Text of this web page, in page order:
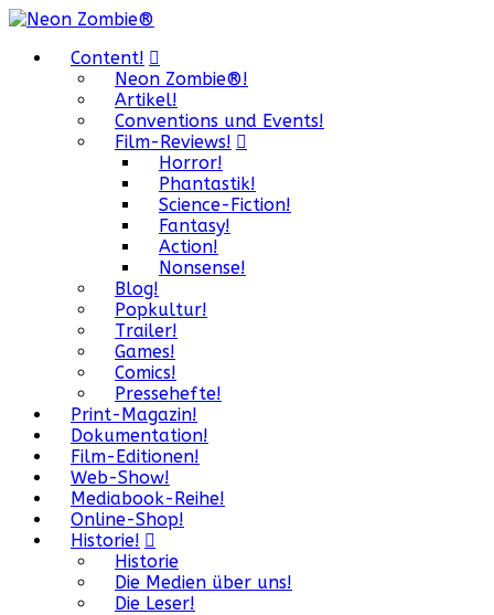
Content!
Neon Zombie®!
Artikel!
Conventions und Events!
Film-Reviews!
Horror!
Phantastik!
Science-Fiction!
Fantasy!
Action!
Nonsense!
Blog!
Popkultur!
Trailer!
Games!
Comics!
Pressehefte!
Print-Magazin!
Dokumentation!
Film-Editionen!
Web-Show!
Mediabook-Reihe!
Online-Shop!
Historie!
Historie
Die Medien über uns!
Die Leser!